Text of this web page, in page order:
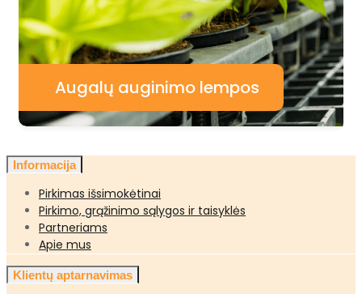
Augalų auginimo lempos
Informacija
Pirkimas išsimokėtinai
Pirkimo, grąžinimo sąlygos ir taisyklės
Partneriams
Apie mus
Klientų aptarnavimas